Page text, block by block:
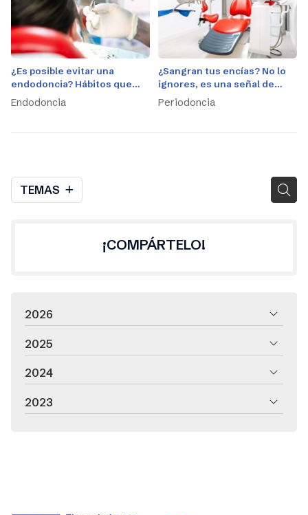
TEMAS
¿Es posible evitar una
endodoncia? Hábitos que
protegen tu pulpa
Endodoncia
¿Sangran tus encías? No lo
ignores, es una señal de
alerta
Periodoncia
¡COMPÁRTELO!
2026
2025
2024
2023